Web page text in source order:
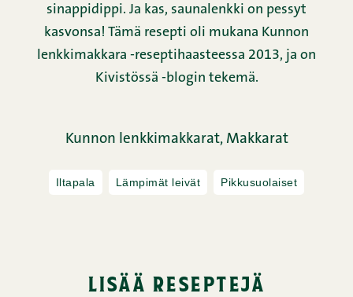
sinappidippi. Ja kas, saunalenkki on pessyt
kasvonsa! Tämä resepti oli mukana Kunnon
lenkkimakkara -reseptihaasteessa 2013, ja on
Kivistössä -blogin tekemä.
Kunnon lenkkimakkarat, Makkarat
Iltapala Lämpimät leivät Pikkusuolaiset
lisää reseptejä